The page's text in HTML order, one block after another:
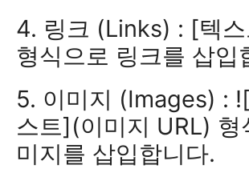
4. 링크 (Links) : [텍
형식으로 링크를 삽입
5. 이미지 (Images) :
스트](이미지 URL) 형
미지를 삽입합니다.